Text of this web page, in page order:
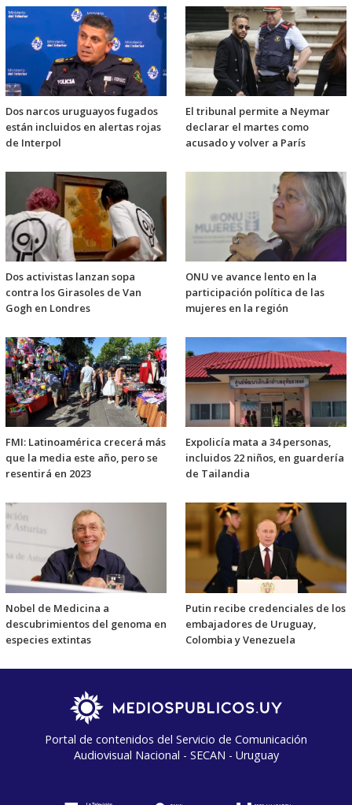
Dos narcos uruguayos fugados
están incluidos en alertas rojas
de Interpol
El tribunal permite a Neymar
declarar el martes como
acusado y volver a París
Dos activistas lanzan sopa
contra los Girasoles de Van
Gogh en Londres
ONU ve avance lento en la
participación política de las
mujeres en la región
FMI: Latinoamérica crecerá más
que la media este año, pero se
resentirá en 2023
Expolicía mata a 34 personas,
incluidos 22 niños, en guardería
de Tailandia
Nobel de Medicina a
descubrimientos del genoma en
especies extintas
Putin recibe credenciales de los
embajadores de Uruguay,
Colombia y Venezuela
Portal de contenidos del Servicio de Comunicación
Audiovisual Nacional - SECAN - Uruguay